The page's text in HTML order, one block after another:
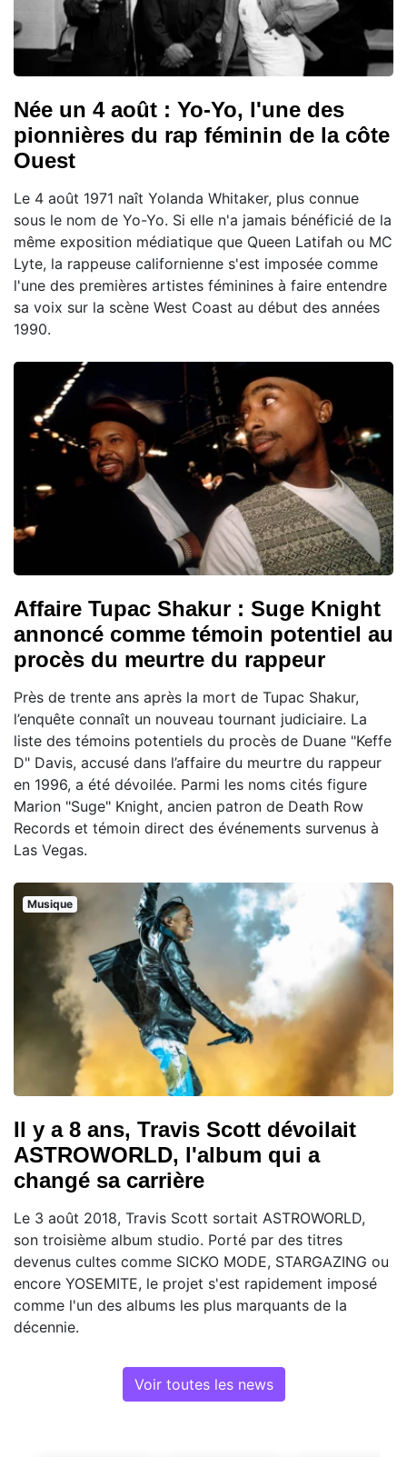
Née un 4 août : Yo-Yo, l'une des
pionnières du rap féminin de la côte
Ouest
Le 4 août 1971 naît Yolanda Whitaker, plus connue
sous le nom de Yo-Yo. Si elle n'a jamais bénéficié de la
même exposition médiatique que Queen Latifah ou MC
Lyte, la rappeuse californienne s'est imposée comme
l'une des premières artistes féminines à faire entendre
sa voix sur la scène West Coast au début des années
1990.
Affaire Tupac Shakur : Suge Knight
annoncé comme témoin potentiel au
procès du meurtre du rappeur
Près de trente ans après la mort de Tupac Shakur,
l’enquête connaît un nouveau tournant judiciaire. La
liste des témoins potentiels du procès de Duane "Keffe
D" Davis, accusé dans l’affaire du meurtre du rappeur
en 1996, a été dévoilée. Parmi les noms cités figure
Marion "Suge" Knight, ancien patron de Death Row
Records et témoin direct des événements survenus à
Las Vegas.
Musique
Il y a 8 ans, Travis Scott dévoilait
ASTROWORLD, l'album qui a
changé sa carrière
Le 3 août 2018, Travis Scott sortait ASTROWORLD,
son troisième album studio. Porté par des titres
devenus cultes comme SICKO MODE, STARGAZING ou
encore YOSEMITE, le projet s'est rapidement imposé
comme l'un des albums les plus marquants de la
décennie.
Voir toutes les news